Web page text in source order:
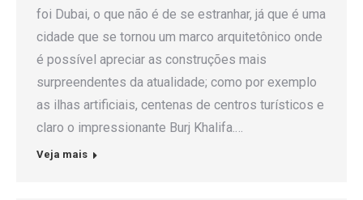
foi Dubai, o que não é de se estranhar, já que é uma
cidade que se tornou um marco arquitetônico onde
é possível apreciar as construções mais
surpreendentes da atualidade; como por exemplo
as ilhas artificiais, centenas de centros turísticos e
claro o impressionante Burj Khalifa.…
Veja mais